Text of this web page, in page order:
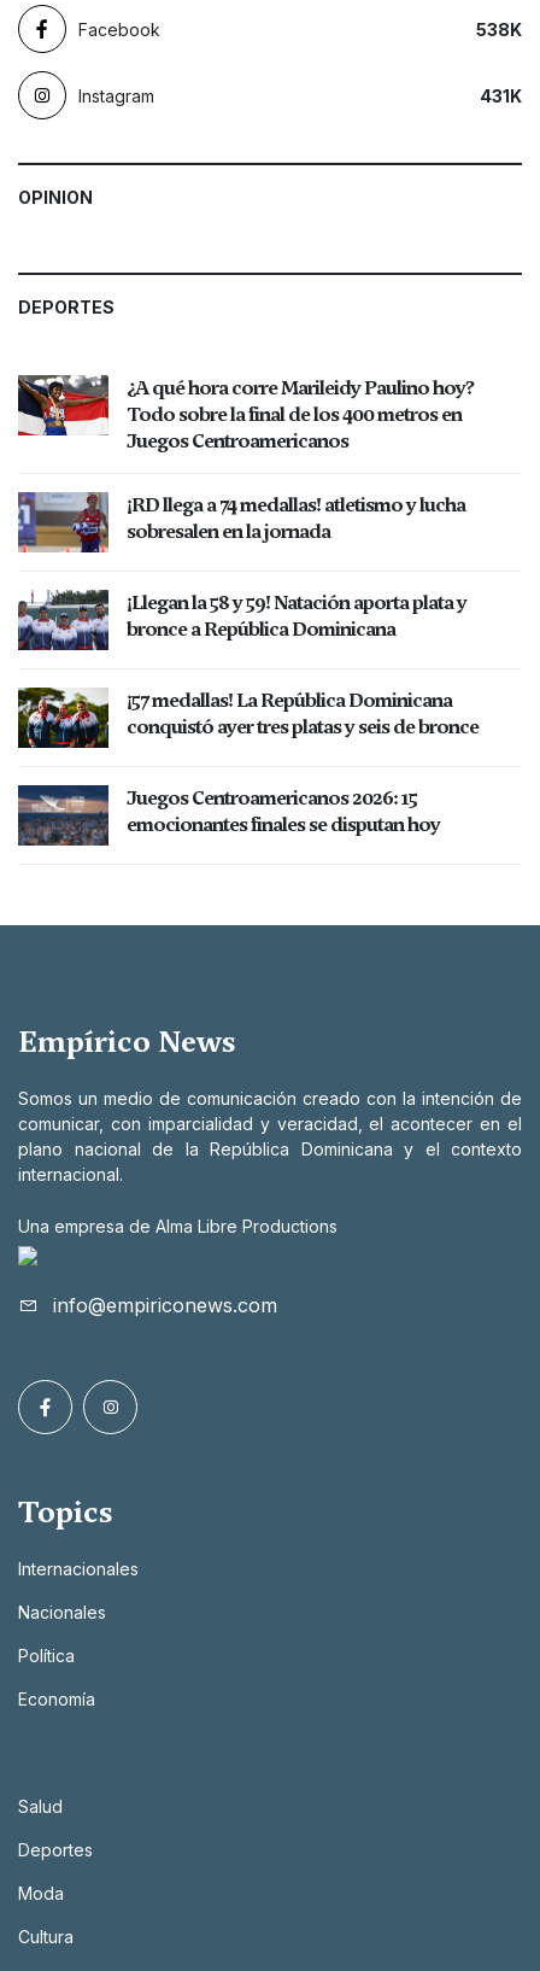
Facebook 57,5K
Instagram 46,1K
OPINION
DEPORTES
¿A qué hora corre Marileidy Paulino hoy?
Todo sobre la final de los 400 metros en
Juegos Centroamericanos
¡RD llega a 74 medallas! atletismo y lucha
sobresalen en la jornada
¡Llegan la 58 y 59! Natación aporta plata y
bronce a República Dominicana
¡57 medallas! La República Dominicana
conquistó ayer tres platas y seis de bronce
Juegos Centroamericanos 2026: 15
emocionantes finales se disputan hoy
Empírico News
Somos un medio de comunicación creado con la intención de
comunicar, con imparcialidad y veracidad, el acontecer en el
plano nacional de la República Dominicana y el contexto
internacional.
Una empresa de Alma Libre Productions
info@empiriconews.com
Topics
Internacionales
Nacionales
Política
Economía
Salud
Deportes
Moda
Cultura